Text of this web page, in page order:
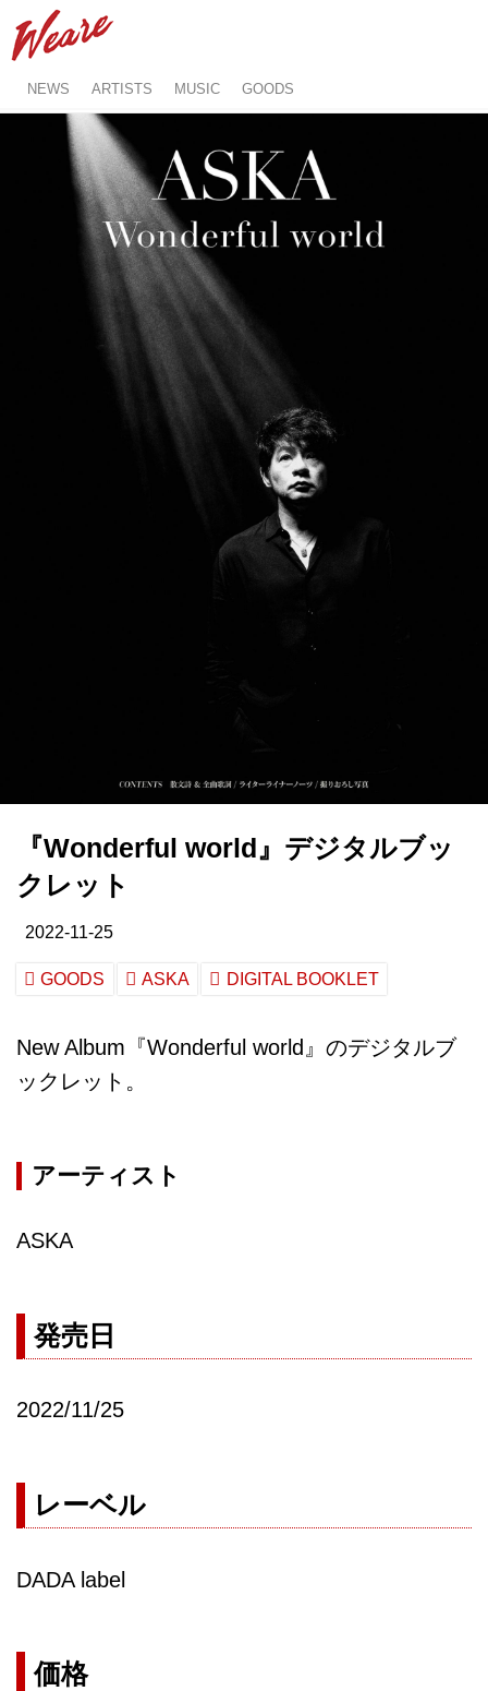
NEWS ARTISTS MUSIC GOODS
『Wonderful world』デジタルブッ
クレット
2022-11-25
GOODS ASKA DIGITAL BOOKLET
New Album『Wonderful world』のデジタルブ
ックレット。
アーティスト
ASKA
発売日
2022/11/25
レーベル
DADA label
価格